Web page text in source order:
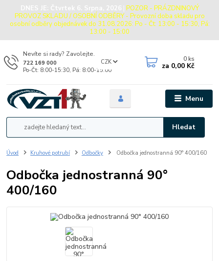
DNES JE: Čtvrtek 6. Srpna, 2026 | POZOR - PRÁZDNINOVÝ
PROVOZ SKLADU / OSOBNÍ ODBĚRY - Provozní doba skladu pro
osobní odběry objednávek do 31.08.2026: Po - Čt: 13:00 - 15:30, Pá:
13:00 - 15:00
Menu
CZK
Hledat
Nevíte si rady? Zavolejte.
722 169 000
Po-Čt: 8:00-15:30, Pá: 8:00-15:00
0 ks
za 0,00 Kč
Úvod Kruhové potrubí Odbočky Odbočka jednostranná 90° 400/160
Odbočka jednostranná 90°
400/160